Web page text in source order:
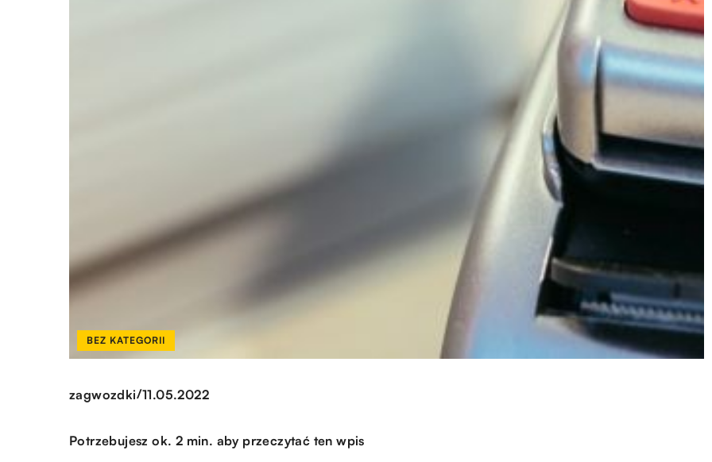
BEZ KATEGORII
zagwozdki/11.05.2022
Potrzebujesz ok. 2 min. aby przeczytać ten wpis